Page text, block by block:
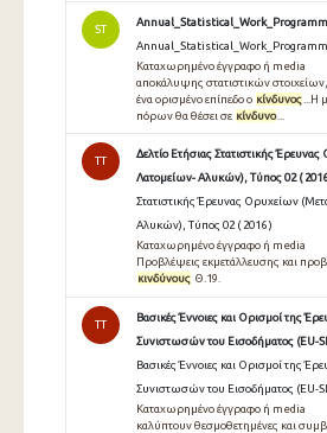
ST
Καταχωρημένο έγγραφο ή media
αποκάλυψης στατιστικών
ένα ορισμένο επίπεδο ο κίνδυνος ...Η
πόρων θα θέσει σε κίνδυνο...
TT
Δελτίο Ετήσιας Στατιστικής
Λατομείων- Αλυκών), Τύπος 02 (
Στατιστικής Έρευνας Ορυχείων
Αλυκών), Τύπος 02 ( 2016 )
Καταχωρημένο έγγραφο ή media
Προβλέψεις εκμετάλλευσης και
κινδύνους Θ.19.
TT
Βασικές Έννοιες και Ορισμοί της
Συνιστωσών του Εισοδήματος (EU-
Βασικές Έννοιες και Ορισμοί της
Συνιστωσών του Εισοδήματος (EU-
Καταχωρημένο έγγραφο ή media
καλύπτουν θεσμοθετημένες και